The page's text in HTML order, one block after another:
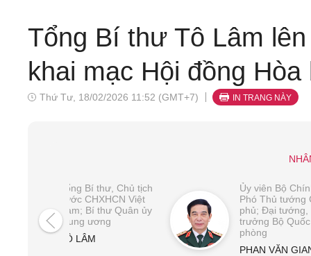
Tổng Bí thư Tô Lâm
khai mạc Hội đồng
Thứ Tư, 18/02/2026 11:52 (GMT+7) IN TRANG NÀY
Tổng Bí thư, Chủ tịch
nước CHXHCN Việt
Nam; Bí thư Quân ủy
Trung ương
TÔ LÂM
Ủy viên Bộ
Phó Thủ tướng
phủ; Đại tướng,
trưởng Bộ Quốc
phòng
PHAN VĂN